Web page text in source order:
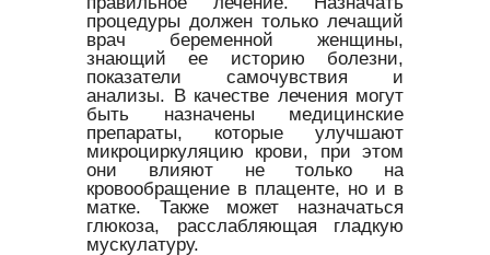
процедуры должен только лечащий
врач беременной женщины,
знающий ее историю болезни,
показатели самочувствия и
анализы. В качестве лечения могут
быть назначены медицинские
препараты, которые улучшают
микроциркуляцию крови, при этом
они влияют не только на
кровообращение в плаценте, но и в
матке. Также может назначаться
глюкоза, расслабляющая гладкую
мускулатуру.